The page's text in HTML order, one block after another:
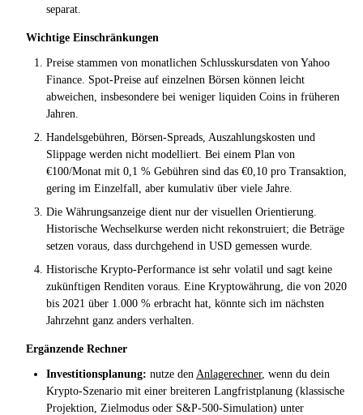
separat.
Wichtige Einschränkungen
Preise stammen von monatlichen Schlusskursdaten von Yahoo
Finance. Spot-Preise auf einzelnen Börsen können leicht
abweichen, insbesondere bei weniger liquiden Coins in früheren
Jahren.
Handelsgebühren, Börsen-Spreads, Auszahlungskosten und
Slippage werden nicht modelliert. Bei einem Plan von
€100/Monat mit 0,1 % Gebühren sind das €0,10 pro Transaktion,
gering im Einzelfall, aber kumulativ über viele Jahre.
Die Währungsanzeige dient nur der visuellen Orientierung.
Historische Wechselkurse werden nicht rekonstruiert; die Beträge
setzen voraus, dass durchgehend in USD gemessen wurde.
Historische Krypto-Performance ist sehr volatil und sagt keine
zukünftigen Renditen voraus. Eine Kryptowährung, die von 2020
bis 2021 über 1.000 % erbracht hat, könnte sich im nächsten
Jahrzehnt ganz anders verhalten.
Ergänzende Rechner
Investitionsplanung: nutze den Anlagerechner, wenn du dein
Krypto-Szenario mit einer breiteren Langfristplanung (klassische
Projektion, Zielmodus oder S&P-500-Simulation) unter